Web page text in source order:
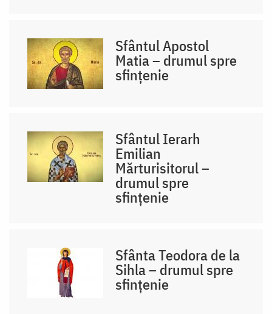
Sfântul Apostol
Matia – drumul spre
sfințenie
Sfântul Ierarh
Emilian
Mărturisitorul –
drumul spre
sfințenie
Sfânta Teodora de la
Sihla – drumul spre
sfințenie